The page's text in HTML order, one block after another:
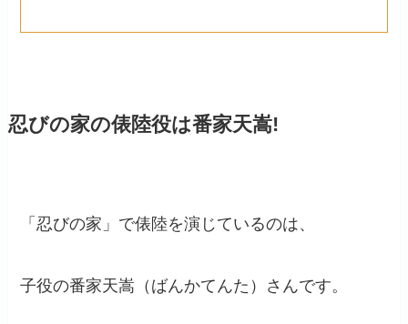
忍びの家の俵陸役は番家天嵩!
「忍びの家」で俵陸を演じているのは、
子役の番家天嵩（ばんかてんた）さんです。